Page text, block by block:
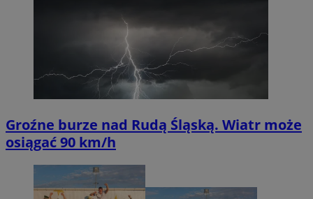
Groźne burze nad Rudą Śląską. Wiatr może
osiągać 90 km/h